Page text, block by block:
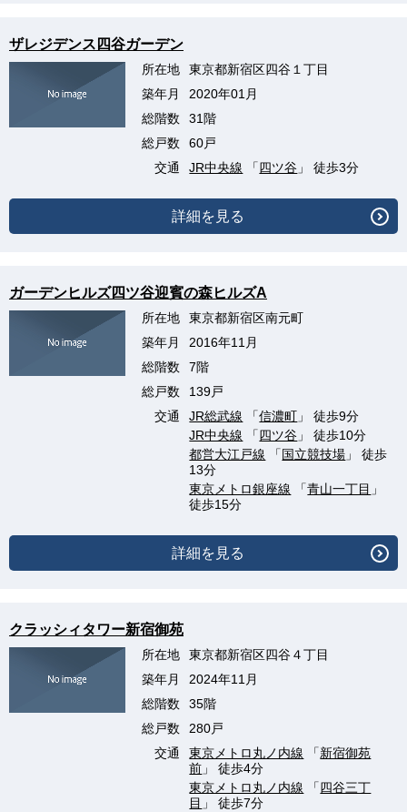
ザレジデンス四谷ガーデン
所在地
東京都新宿区四谷１丁目
築年月
2020年01月
総階数
31階
総戸数
60戸
交通
JR中央線 「四ツ谷 」 徒歩3分
詳細を見る
ガーデンヒルズ四ツ谷迎賓の森ヒルズA
所在地
東京都新宿区南元町
築年月
2016年11月
総階数
7階
総戸数
139戸
交通
JR総武線 「信濃町 」 徒歩9分
JR中央線 「四ツ谷 」 徒歩10分
都営大江戸線 「国立競技場 」 徒歩
13分
東京メトロ銀座線 「青山一丁目 」
徒歩15分
詳細を見る
クラッシィタワー新宿御苑
所在地
東京都新宿区四谷４丁目
築年月
2024年11月
総階数
35階
総戸数
280戸
交通
東京メトロ丸ノ内線 「新宿御苑
前 」 徒歩4分
東京メトロ丸ノ内線 「四谷三丁
目 」 徒歩7分